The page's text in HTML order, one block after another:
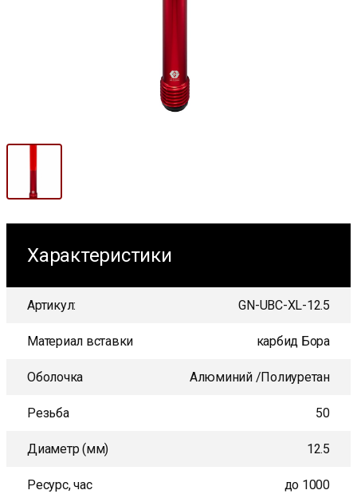
Характеристики
Артикул: GN-UBC-XL-12.5
Материал вставки карбид Бора
Оболочка Алюминий /Полиуретан
Резьба 50
Диаметр (мм) 12.5
Ресурс, час до 1000